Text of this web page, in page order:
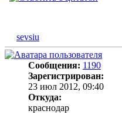
sevsiu
Сообщения: 1190
Зарегистрирован:
23 июл 2012, 09:40
Откуда:
краснодар